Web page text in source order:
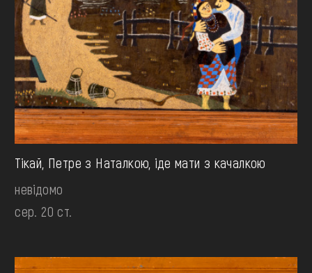
Тікай, Петре з Наталкою, іде мати з качалкою
невідомо
сер. 20 ст.